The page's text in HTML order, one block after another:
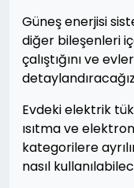
Güneş enerjisi
diğer bileşenleri
çalıştığını ve
Evdeki elektrik
ısıtma ve
kategorilere
nasıl